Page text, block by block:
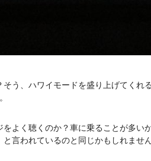
う、ハワイモードを盛り上げてく
よく聴くのか？車に乗ることが多い
言われているのと同じかもしれません